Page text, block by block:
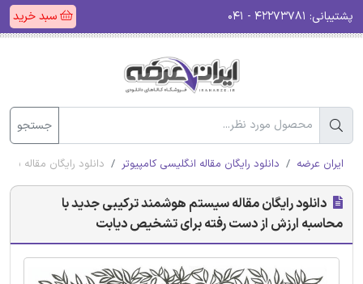
پشتیبانی: سبد خرید
جستجو
ایران عرضه دانلود رایگان مقاله انگلیسی کامپیوتر دانلود رایگان مقاله
دانلود رایگان مقاله سیستم هوشمند ترکیبی جدید با
محاسبه ارزش از دست رفته برای تشخیص دیابت